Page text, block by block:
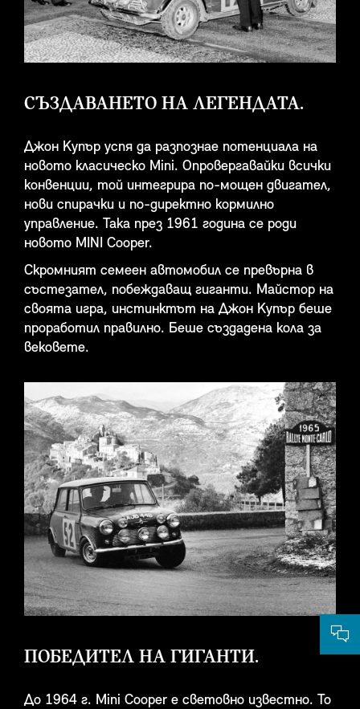
СЪЗДАВАНЕТО НА ЛЕГЕНДАТА.
Джон Купър успя да разпознае потенциала на
новото класическо Mini. Опровергавайки всички
конвенции, той интегрира по-мощен двигател,
нови спирачки и по-директно кормилно
управление. Така през 1961 година се роди
новото MINI Cooper.
Скромният семеен автомобил се превърна в
състезател, побеждаващ гиганти. Майстор на
своята игра, инстинктът на Джон Купър беше
проработил правилно. Беше създадена кола за
вековете.
ПОБЕДИТЕЛ НА ГИГАНТИ.
До 1964 г. Mini Cooper е световно известно. То